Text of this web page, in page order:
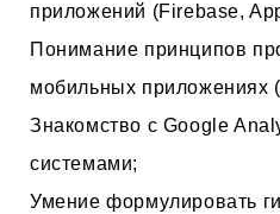
приложений (Firebase,
Понимание принципов
мобильных приложениях
Знакомство с Google
системами;
Умение формулировать